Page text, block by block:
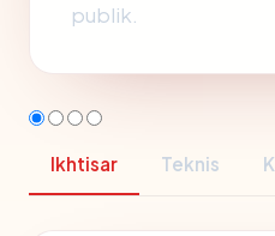
publik.
Ikhtisar Teknis